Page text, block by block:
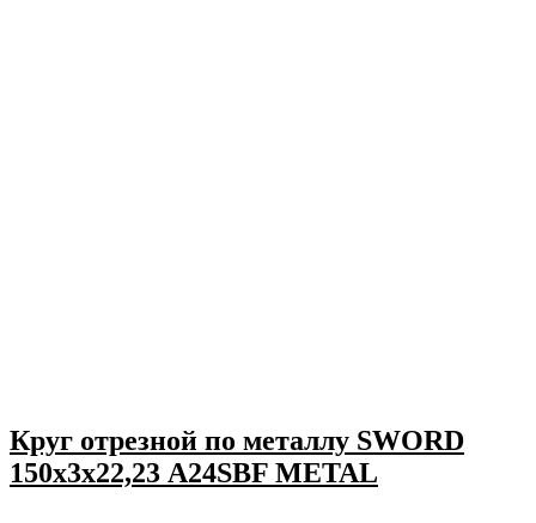
Круг отрезной по металлу SWORD
150х3х22,23 A24SBF METAL